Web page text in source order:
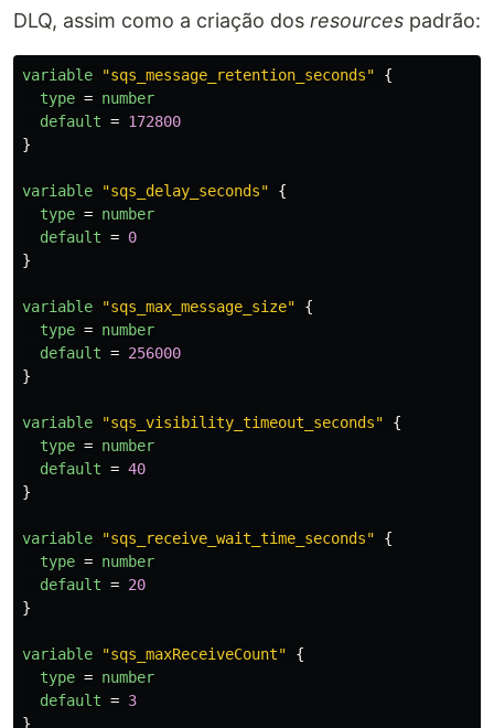
DLQ, assim como a criação dos resources padrão:
variable "sqs_message_retention_seconds"
{
type = number
default = 172800
}
variable "sqs_delay_seconds"
{
type = number
default = 0
}
variable "sqs_max_message_size"
{
type = number
default = 256000
}
variable "sqs_visibility_timeout_seconds"
{
type = number
default = 40
}
variable "sqs_receive_wait_time_seconds"
{
type = number
default = 20
}
variable "sqs_maxReceiveCount"
{
type = number
default = 3
}